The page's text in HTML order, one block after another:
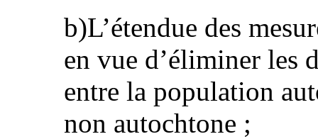
b)L’étendue des
en vue d’éliminer les
entre la population
non autochtone ;